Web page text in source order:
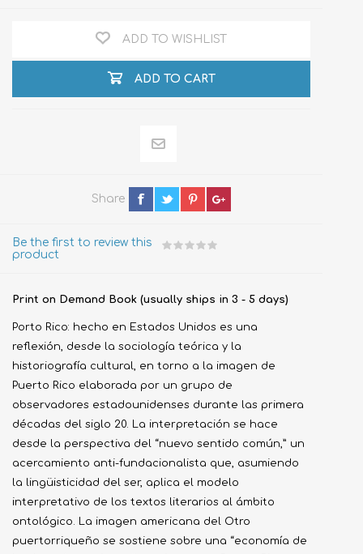
ADD TO WISHLIST
ADD TO CART
Share
Be the first to review this
product
Print on Demand Book (usually ships in 3 - 5 days)
Porto Rico: hecho en Estados Unidos es una
reflexión, desde la sociología teórica y la
historiografía cultural, en torno a la imagen de
Puerto Rico elaborada por un grupo de
observadores estadounidenses durante las primera
décadas del siglo 20. La interpretación se hace
desde la perspectiva del “nuevo sentido común,” un
acercamiento anti-fundacionalista que, asumiendo
la lingüisticidad del ser, aplica el modelo
interpretativo de los textos literarios al ámbito
ontológico. La imagen americana del Otro
puertorriqueño se sostiene sobre una “economía de